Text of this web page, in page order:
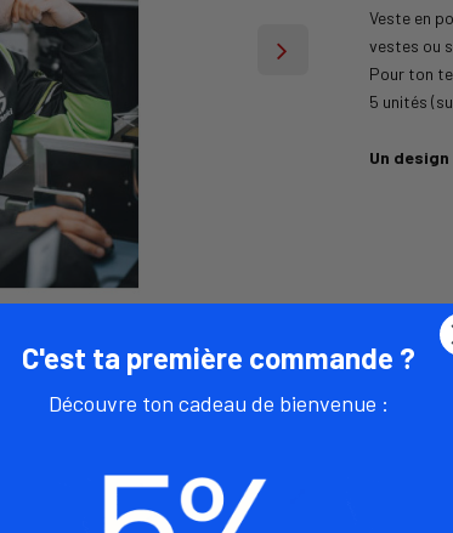
Veste en
vestes ou
Pour ton
5 unités
Un design
C'est ta première commande ?
Découvre ton cadeau de bienvenue :